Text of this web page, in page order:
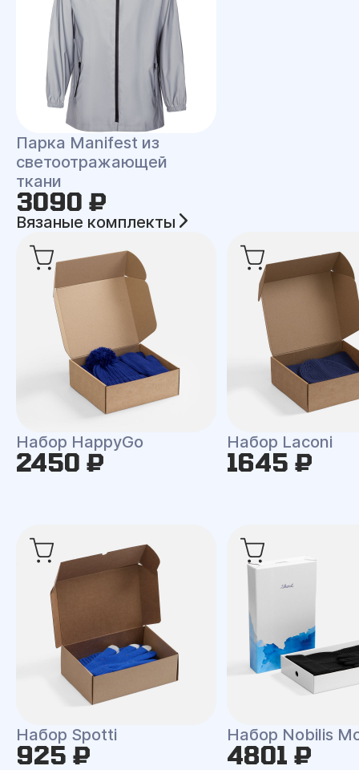
Парка Manifest из
светоотражающей
ткани
3090 ₽
Вязаные комплекты
Набор HappyGo
2450 ₽
Набор Laconi
1645 ₽
Набор Spotti
925 ₽
Набор Nobilis
4801 ₽